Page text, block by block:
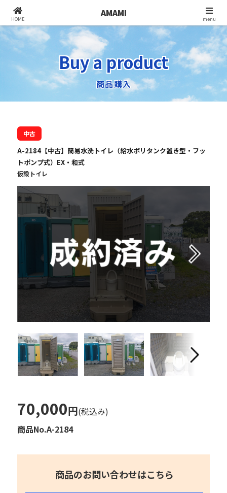
北九州でユニットハウス・コンテナ倉庫・
仮設トイレをお探しなら株式会社アマミ
Buy a product
商品購入
中古
A-2184【中古】簡易水洗トイレ（給水ポリタンク置き型・フッ
トポンプ式）EX・和式
仮設トイレ
70,000円(税込み)
商品No.A-2184
商品のお問い合わせはこちら
HOME
AMAMI
menu